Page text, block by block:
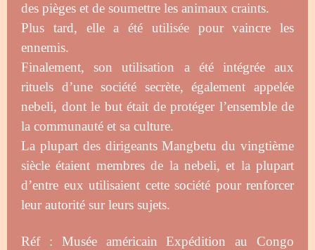
des pièges et de soumettre les animaux craints.
Plus tard, elle a été utilisée pour vaincre les
ennemis.
Finalement, son utilisation a été intégrée aux
rituels d’une société secrète, également appelée
nebeli, dont le but était de protéger l’ensemble de
la communauté et sa culture.
La plupart des dirigeants Mangbetu du vingtième
siècle étaient membres de la nebeli, et la plupart
d’entre eux utilisaient cette société pour renforcer
leur autorité sur leurs sujets.
Réf : Musée américain Expédition au Congo